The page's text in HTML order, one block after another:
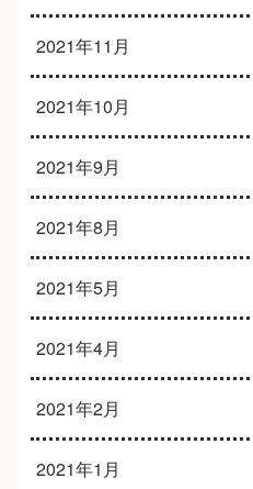
2021年11月
2021年10月
2021年9月
2021年8月
2021年5月
2021年4月
2021年2月
2021年1月